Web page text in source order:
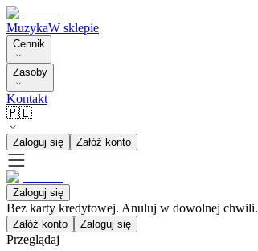
MuzykaW sklepie
Cennik
Zasoby
Kontakt
🇵🇱
Zaloguj się Załóż konto
Zaloguj się
Bez karty kredytowej. Anuluj w dowolnej chwili.
Załóż konto Zaloguj się
Przeglądaj